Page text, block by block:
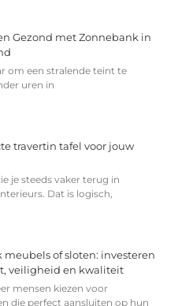
Gezond met Zonnebank in
om een stralende teint te
uren in
travertin tafel voor jouw
je steeds vaker terug in
Dat is logisch,
meubels of sloten: investeren
veiligheid en kwaliteit
mensen kiezen voor
die perfect aansluiten op hun